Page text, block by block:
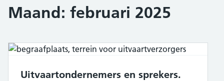
Maand: februari 2025
Uitvaartondernemers en sprekers.